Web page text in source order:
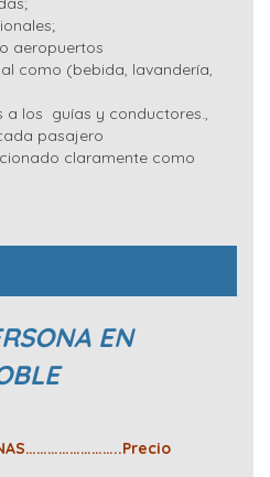
aeropuertos
como (bebida, lavandería,
a los guías y conductores.,
pasajero
claramente como
EN